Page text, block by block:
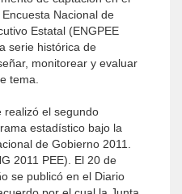
Nacional de
Estatal (ENGPEE
serie histórica de
monitorear y evaluar
tema.
realizó el segundo
estadístico bajo la
de Gobierno 2011.
2011 PEE). El 20 de
se publicó en el Diario